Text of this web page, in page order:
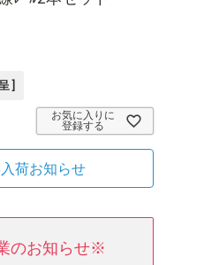
]
お気に入りに
登録する
荷お知らせ
のお知らせ※